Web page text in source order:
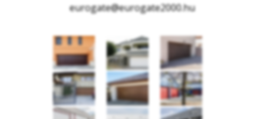
eurogate@eurogate2000.hu